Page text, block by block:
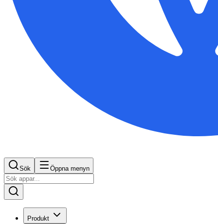
Sök Öppna menyn
Produkt